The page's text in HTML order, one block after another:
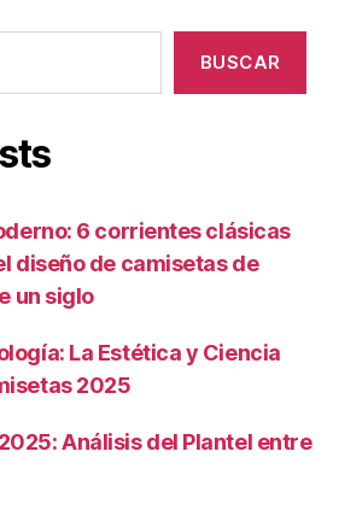
BUSCAR
6 corrientes clásicas
diseño de camisetas de
un siglo
La Estética y Ciencia
2025
Análisis del Plantel entre